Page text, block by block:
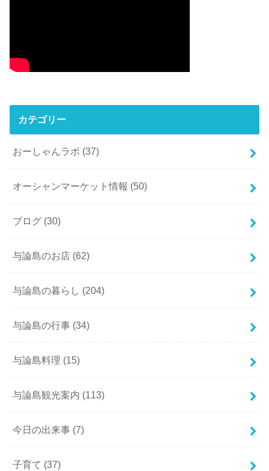
カテゴリー
おーしゃんラボ (37)
オーシャンマーケット情報 (50)
ブログ (30)
与論島のお店 (62)
与論島の暮らし (204)
与論島の行事 (34)
与論島料理 (15)
与論島観光案内 (113)
今日の出来事 (7)
子育て (37)